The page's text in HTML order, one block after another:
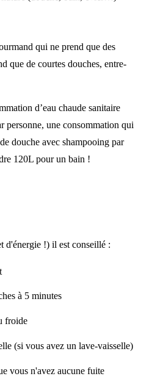
pour votre
de chauffe-eau
qui ne prend que des
que de courtes douches, entre-
d’eau chaude sanitaire
personne, une consommation qui
douche avec shampooing par
120L pour un bain !
d'énergie !) il est conseillé :
à 5 minutes
froide
(si vous avez un lave-vaisselle)
vous n'avez aucune fuite